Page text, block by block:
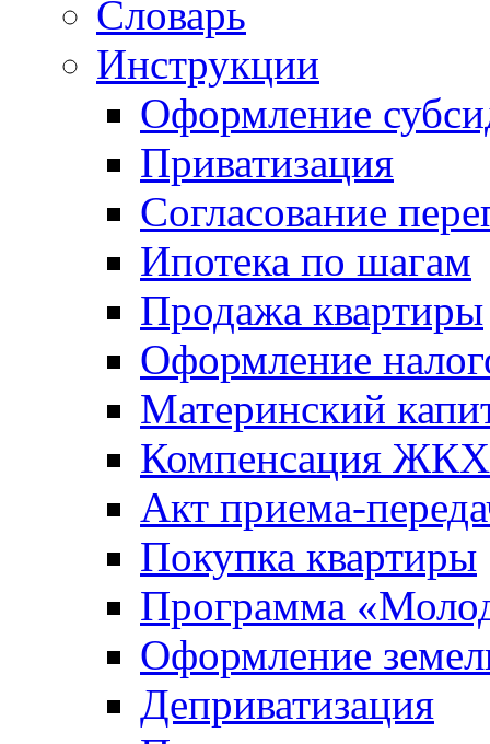
Словарь
Инструкции
Оформление
Приватизация
Согласование
Ипотека по шагам
Продажа квартиры
Оформление
Материнский
Компенсация ЖКХ
Акт приема-
Покупка квартиры
Программа
Оформление
Деприватизация